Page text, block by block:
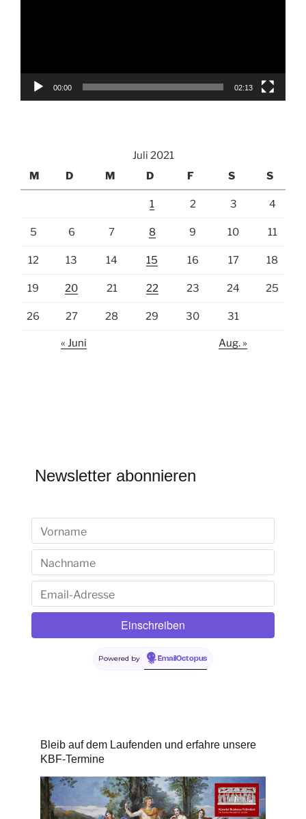
00:00 02:13
Juli 2021
M
D M D F S S
1 2 3 4
5 6 7 8 9 10 11
12 13 14 15 16 17 18
19 20 21 22 23 24 25
26 27 28 29 30 31
« Juni Aug. »
Newsletter abonnieren
Powered by EmailOctopus
Bleib auf dem Laufenden und erfahre unsere
KBF-Termine